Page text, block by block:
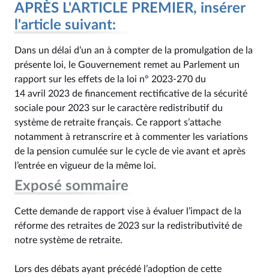
APRÈS L'ARTICLE PREMIER, insérer
l'article suivant:
Dans un délai d’un an à compter de la promulgation de la
présente loi, le Gouvernement remet au Parlement un
rapport sur les effets de la loi n° 2023‑270 du
14 avril 2023 de financement rectificative de la sécurité
sociale pour 2023 sur le caractère redistributif du
système de retraite français. Ce rapport s’attache
notamment à retranscrire et à commenter les variations
de la pension cumulée sur le cycle de vie avant et après
l’entrée en vigueur de la même loi.
Exposé sommaire
Cette demande de rapport vise à évaluer l’impact de la
réforme des retraites de 2023 sur la redistributivité de
notre système de retraite.
Lors des débats ayant précédé l’adoption de cette